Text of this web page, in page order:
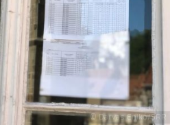
© Darvas Enikő/SRR